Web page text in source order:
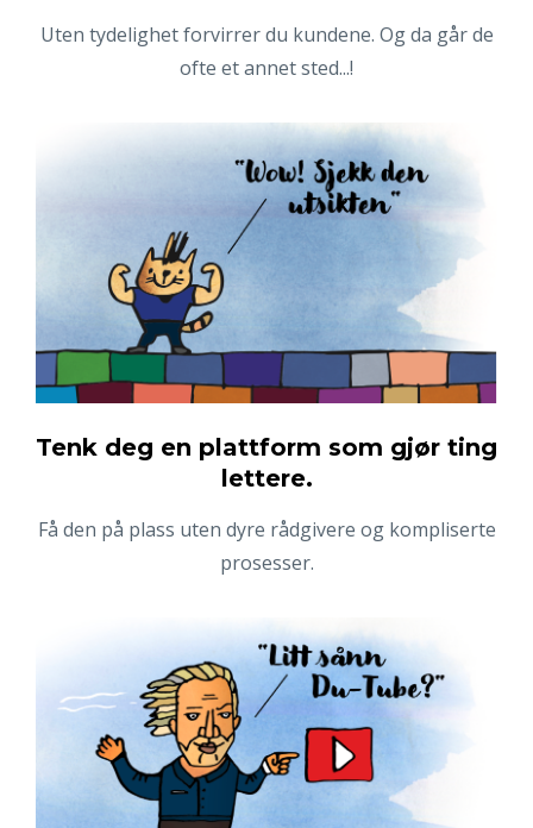
Uten tydelighet forvirrer du kundene. Og da går de
ofte et annet sted...!
Tenk deg en plattform som gjør ting
lettere.
Få den på plass uten dyre rådgivere og kompliserte
prosesser.